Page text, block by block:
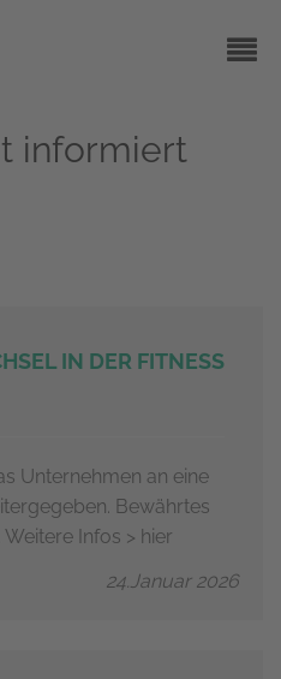
informiert
IN DER FITNESS
Unternehmen an eine
Bewährtes
Infos > hier
24.Januar 2026